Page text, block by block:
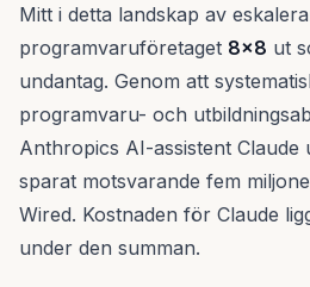
Mitt i detta landskap av
programvaruföretaget 8x8 ut
undantag. Genom att
programvaru- och
Anthropics AI-assistent Claude
sparat motsvarande fem
Wired. Kostnaden för Claude
under den summan.